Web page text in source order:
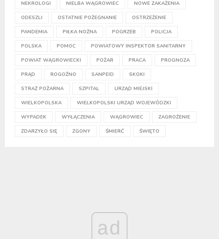
NEKROLOGI NIELBA WĄGROWIEC NOWE ZAKAŻENIA
ODESZLI OSTATNIE POŻEGNANIE OSTRZEŻENIE
PANDEMIA PIŁKA NOŻNA POGRZEB POLICJA
POLSKA POMOC POWIATOWY INSPEKTOR SANITARNY
POWIAT WĄGROWIECKI POŻAR PRACA PROGNOZA
PRĄD ROGOŹNO SANPEID SKOKI
STRAŻ POŻARNA SZPITAL URZĄD MIEJSKI
WIELKOPOLSKA WIELKOPOLSKI URZĄD WOJEWÓDZKI
WYPADEK WYŁĄCZENIA WĄGROWIEC ZAGROŻENIE
ZDARZYŁO SIĘ ZGONY ŚMIERĆ ŚWIĘTO
ad